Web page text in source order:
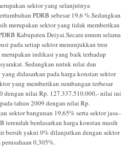
sektor yang selanjutnya
PDRB sebesar 19,6 %.Sedangkan
merupakan sektor yang tidak memberikan
Kabupaten Deiyai.Secara umum selama
pada setiap sektor menunjukkan tren
indikasi yang baik terhadap
Sedangkan untuk nilai dan
didasarkan pada harga konstan sektor
yang memberikan sumbangan terbesar
dengan nilai Rp. 127.337.510.000,- nilai ini
tahun 2009 dengan nilai Rp.
sektor bangunan 19,65% serta sektor jasa–
terendah berdasarkan harga konstan masih
bersih yakni 0% dilanjutkan dengan sektor
0,305%.